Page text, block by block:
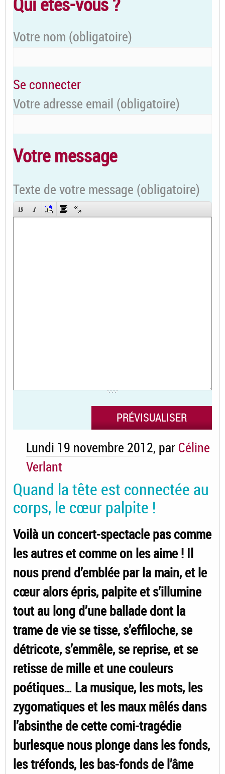
Votre nom (obligatoire)
Se connecter
Votre adresse email (obligatoire)
Votre message
Texte de votre message (obligatoire)
Lundi 19 novembre 2012, par Céline
Verlant
Quand la tête est connectée au
corps, le cœur palpite !
Voilà un concert-spectacle pas comme
les autres et comme on les aime ! Il
nous prend d’emblée par la main, et le
cœur alors épris, palpite et s’illumine
tout au long d’une ballade dont la
trame de vie se tisse, s’effiloche, se
détricote, s’emmêle, se reprise, et se
retisse de mille et une couleurs
poétiques… La musique, les mots, les
zygomatiques et les maux mêlés dans
l’absinthe de cette comi-tragédie
burlesque nous plonge dans les fonds,
les tréfonds, les bas-fonds de l’âme